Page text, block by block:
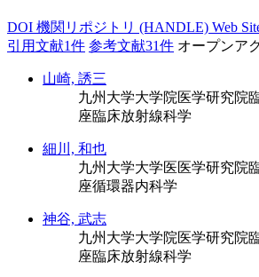
DOI 機関リポジトリ (HANDLE) Web
引用文献1件 参考文献31件 オープンア
山崎, 誘三
九州大学大学院医学研究院
座臨床放射線科学
細川, 和也
九州大学大学医医学研究院
座循環器内科学
神谷, 武志
九州大学大学院医学研究院
座臨床放射線科学